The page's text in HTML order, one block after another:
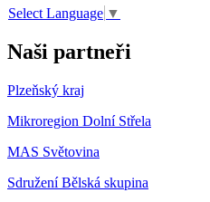
Select Language ▼
Naši partneři
Plzeňský kraj
Mikroregion Dolní Střela
MAS Světovina
Sdružení Bělská skupina